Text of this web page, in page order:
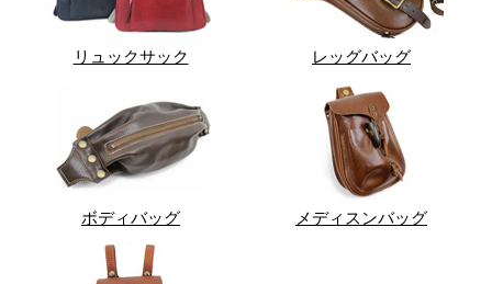
リュックサック レッグバッグ
ボディバッグ メディスンバッグ